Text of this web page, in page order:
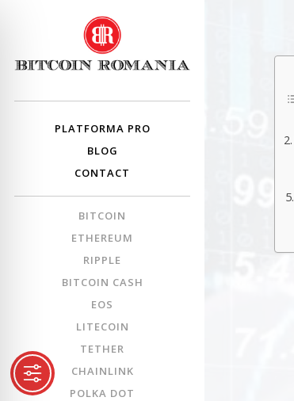
PLATFORMA PRO
BLOG
CONTACT
BITCOIN
ETHEREUM
RIPPLE
BITCOIN CASH
EOS
LITECOIN
TETHER
CHAINLINK
POLKA DOT